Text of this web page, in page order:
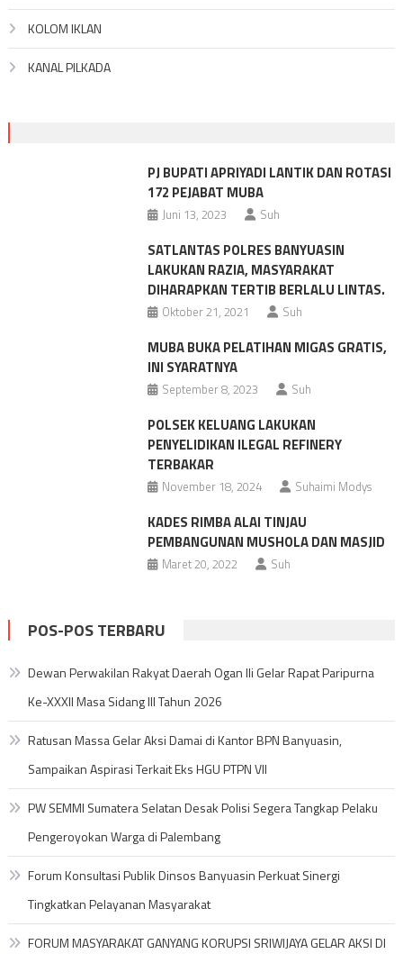
KOLOM IKLAN
KANAL PILKADA
PJ BUPATI APRIYADI LANTIK DAN ROTASI
172 PEJABAT MUBA
Juni 13, 2023 Suh
SATLANTAS POLRES BANYUASIN
LAKUKAN RAZIA, MASYARAKAT
DIHARAPKAN TERTIB BERLALU LINTAS.
Oktober 21, 2021 Suh
MUBA BUKA PELATIHAN MIGAS GRATIS,
INI SYARATNYA
September 8, 2023 Suh
POLSEK KELUANG LAKUKAN
PENYELIDIKAN ILEGAL REFINERY
TERBAKAR
November 18, 2024 Suhaimi Modys
KADES RIMBA ALAI TINJAU
PEMBANGUNAN MUSHOLA DAN MASJID
Maret 20, 2022 Suh
POS-POS TERBARU
Dewan Perwakilan Rakyat Daerah Ogan Ili Gelar Rapat Paripurna
Ke-XXXII Masa Sidang III Tahun 2026
Ratusan Massa Gelar Aksi Damai di Kantor BPN Banyuasin,
Sampaikan Aspirasi Terkait Eks HGU PTPN VII
PW SEMMI Sumatera Selatan Desak Polisi Segera Tangkap Pelaku
Pengeroyokan Warga di Palembang
Forum Konsultasi Publik Dinsos Banyuasin Perkuat Sinergi
Tingkatkan Pelayanan Masyarakat
FORUM MASYARAKAT GANYANG KORUPSI SRIWIJAYA GELAR AKSI DI